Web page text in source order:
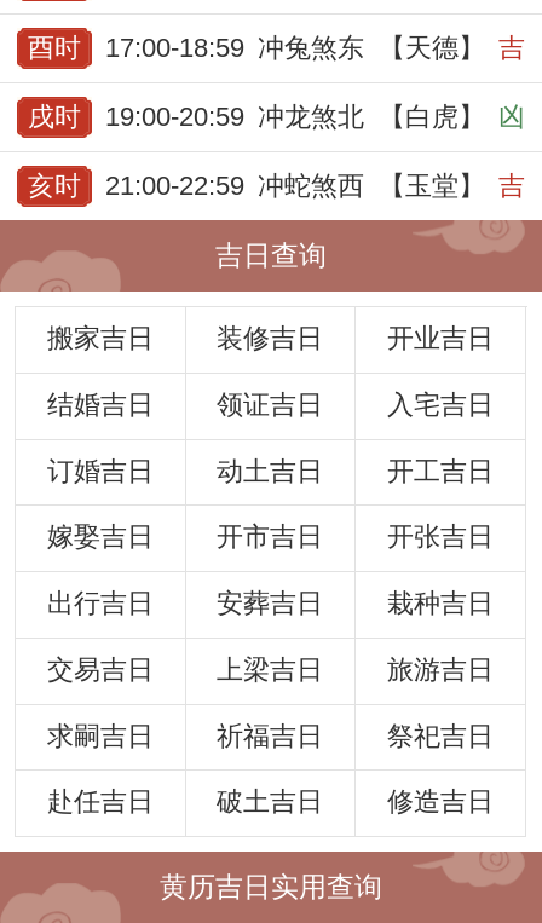
酉时 17:00-18:59 冲兔煞东 【天德】 吉
戌时 19:00-20:59 冲龙煞北 【白虎】 凶
亥时 21:00-22:59 冲蛇煞西 【玉堂】 吉
吉日查询
搬家吉日 装修吉日 开业吉日
结婚吉日 领证吉日 入宅吉日
订婚吉日 动土吉日 开工吉日
嫁娶吉日 开市吉日 开张吉日
出行吉日 安葬吉日 栽种吉日
交易吉日 上梁吉日 旅游吉日
求嗣吉日 祈福吉日 祭祀吉日
赴任吉日 破土吉日 修造吉日
黄历吉日实用查询